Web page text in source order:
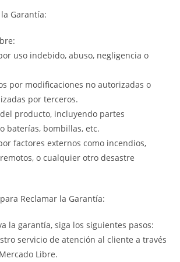
Garantía:
uso indebido, abuso, negligencia o
por modificaciones no autorizadas o
por terceros.
producto, incluyendo partes
baterías, bombillas, etc.
factores externos como incendios,
o cualquier otro desastre
Reclamar la Garantía:
la garantía, siga los siguientes pasos:
servicio de atención al cliente a través
Libre.